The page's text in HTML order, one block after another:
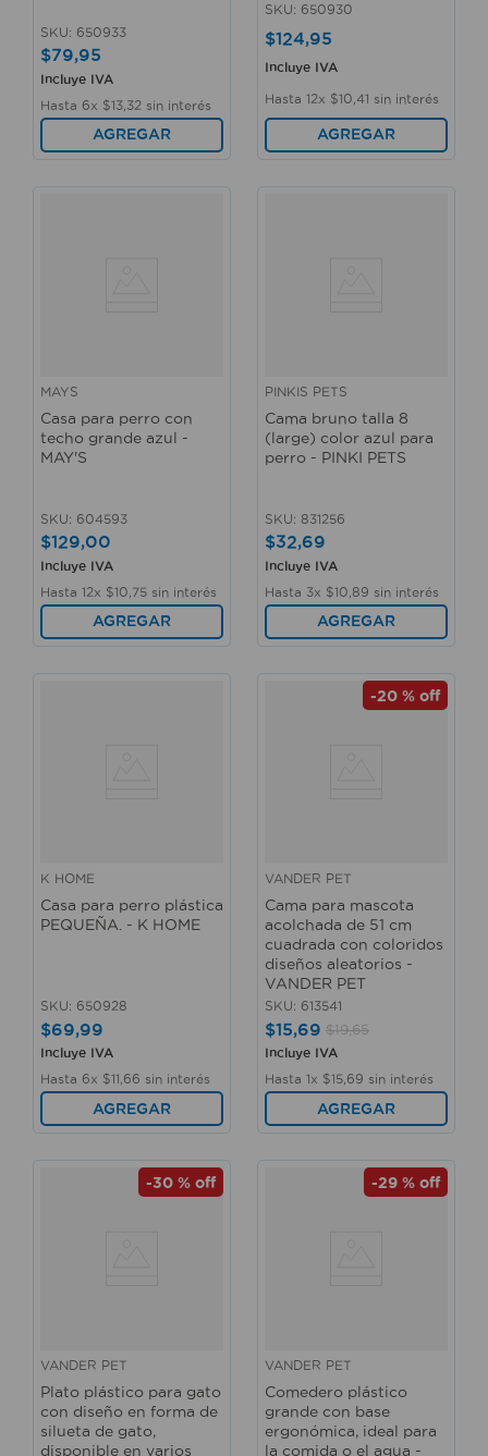
SKU: 650933
$79,95
Incluye IVA
Hasta 6x $13 32 sin interés
AGREGAR
SKU: 650930
$124,95
Incluye IVA
Hasta 12x $10 41 sin interés
AGREGAR
MAYS
Casa para perro con
techo grande azul -
MAY'S
SKU: 604593
$129,00
Incluye IVA
Hasta 12x $10 75 sin interés
AGREGAR
PINKIS PETS
Cama bruno talla 8
(large) color azul para
perro - PINKI PETS
SKU: 831256
$32,69
Incluye IVA
Hasta 3x $10 89 sin interés
AGREGAR
K HOME
Casa para perro plástica
PEQUEÑA. - K HOME
SKU: 650928
$69,99
Incluye IVA
Hasta 6x $11 66 sin interés
AGREGAR
-20 % off
VANDER PET
Cama para mascota
acolchada de 51 cm
cuadrada con coloridos
diseños aleatorios -
VANDER PET
SKU: 613541
$15,69 $19,65
Incluye IVA
Hasta 1x $15 69 sin interés
AGREGAR
-30 % off
VANDER PET
Plato plástico para gato
con diseño en forma de
silueta de gato,
disponible en varios
-29 % off
VANDER PET
Comedero plástico
grande con base
ergonómica, ideal para
la comida o el agua -